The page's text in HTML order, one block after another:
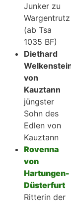
Junker zu
Wargentrutz
(ab Tsa
1035 BF)
Diethard
Welkenstein
von
Kauztann
jüngster
Sohn des
Edlen von
Kauztann
Rovenna
von
Hartungen-
Düsterfurt
Ritterin der